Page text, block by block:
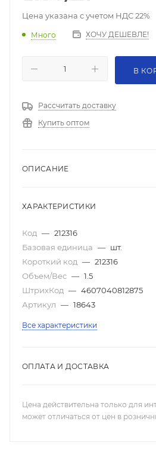
Цена указана с учетом НДС 22%
Много ХОЧУ ДЕШЕВЛЕ!
В
Рассчитать доставку
Купить оптом
ОПИСАНИЕ
ХАРАКТЕРИСТИКИ
Код — 212316
Базовая единица — шт.
Короткий код — 212316
Объем/Вес — 1.5
ШтрихКод — 4607040812875
Артикул — 18643
Все характеристики
ОПЛАТА И ДОСТАВКА
Цена действительна только для
может отличаться от цен в